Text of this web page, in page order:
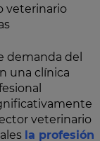
veterinario
demanda del
una clínica
veterinario
la profesión